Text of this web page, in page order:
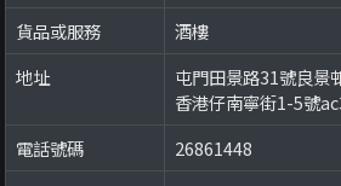
貨品或服務
酒樓
地址
屯門田景路31號良景
香港仔南寧街1-5號
電話號碼
26861448